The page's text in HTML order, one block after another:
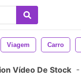
Viagem Carro
Vídeo De Stock -